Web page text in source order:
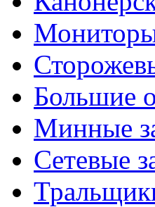
Большие
Минные
Сетевые